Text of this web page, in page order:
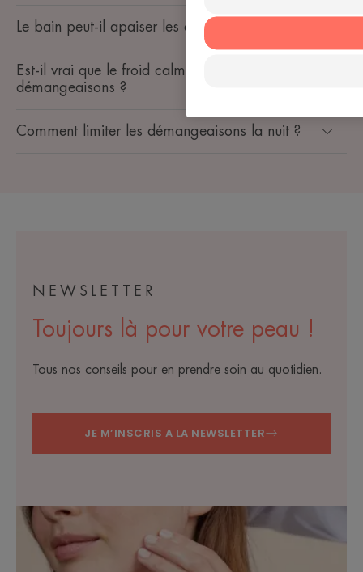
Le bain peut-il apaiser les démangeaisons ?
Est-il vrai que le froid calme les sensations de
démangeaisons ?
Comment limiter les démangeaisons la nuit ?
NEWSLETTER
Toujours là pour votre peau !
Tous nos conseils pour en prendre soin au quotidien.
JE M’INSCRIS A LA NEWSLETTER